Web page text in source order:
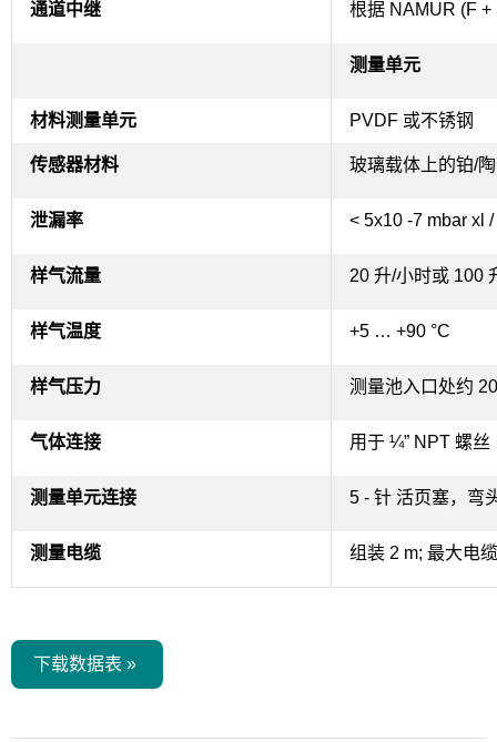
通道中继 根据 NAMUR (F +
测量单元
材料测量单元 PVDF 或不锈钢
传感器材料 玻璃载体上的铂/
泄漏率 < 5x10 -7 mbar xl /
样气流量 20 升/小时或 100
样气温度 +5 … +90 °C
样气压力 测量池入口处约
气体连接 用于 ¼” NPT 螺丝
测量单元连接 5 - 针 活页塞，弯
测量电缆 组装 2 m; 最大电
下载数据表 »